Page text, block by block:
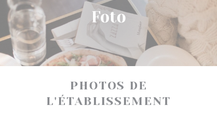
Foto
PHOTOS DE
L'ÉTABLISSEMENT